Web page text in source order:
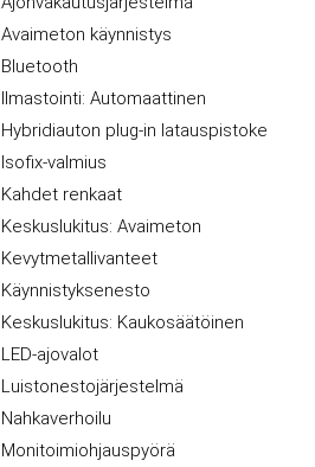
Avaimeton käynnistys
Bluetooth
Ilmastointi: Automaattinen
Hybridiauton plug-in latauspistoke
Isofix-valmius
Kahdet renkaat
Keskuslukitus: Avaimeton
Kevytmetallivanteet
Käynnistyksenesto
Keskuslukitus: Kaukosäätöinen
LED-ajovalot
Luistonestojärjestelmä
Nahkaverhoilu
Monitoimiohjauspyörä